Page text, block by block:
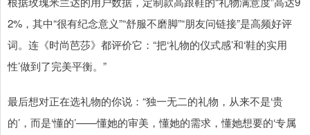
2%，其中“很有纪念意义”“舒服不磨脚”“朋友问链接”是高频好评
词。连《时尚芭莎》都评价它：“把‘礼物的仪式感’和‘鞋的实用
性’做到了完美平衡。”
最后想对正在选礼物的你说：“独一无二的礼物，从来不是‘贵
的’，而是‘懂的’——懂她的审美，懂她的需求，懂她想要的‘专属